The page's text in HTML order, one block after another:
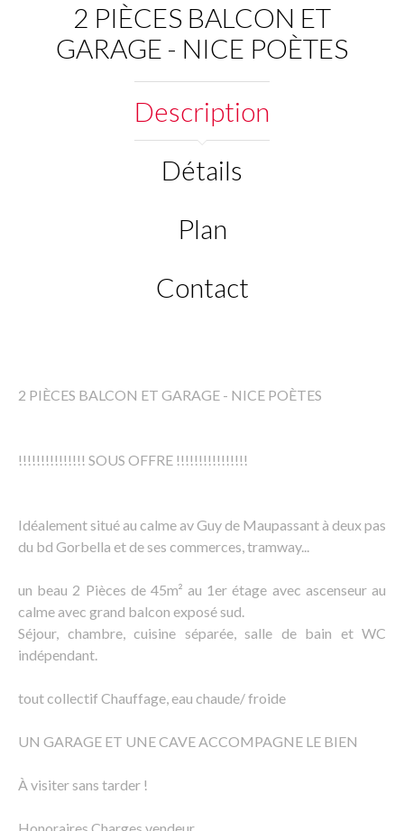
2 PIÈCES BALCON ET
GARAGE - NICE POÈTES
Description
Détails
Plan
Contact
2 PIÈCES BALCON ET GARAGE - NICE POÈTES
!!!!!!!!!!!!!!! SOUS OFFRE !!!!!!!!!!!!!!!!
Idéalement situé au calme av Guy de Maupassant à deux pas
du bd Gorbella et de ses commerces, tramway...
un beau 2 Pièces de 45m² au 1er étage avec ascenseur au
calme avec grand balcon exposé sud.
Séjour, chambre, cuisine séparée, salle de bain et WC
indépendant.
tout collectif Chauffage, eau chaude/ froide
UN GARAGE ET UNE CAVE ACCOMPAGNE LE BIEN
À visiter sans tarder !